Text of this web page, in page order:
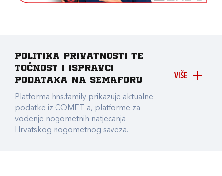
VIŠE
Politika privatnosti te
točnost i ispravci
podataka na Semaforu
Platforma hns.family prikazuje aktualne
podatke iz COMET-a, platforme za
vođenje nogometnih natjecanja
Hrvatskog nogometnog saveza.